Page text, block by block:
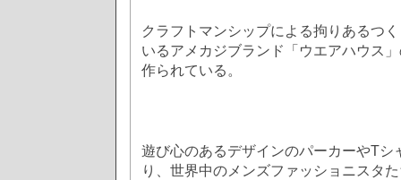
クラフトマンシップによる拘りあるつ
いるアメカジブランド「ウエアハウス
作られている。
遊び心のあるデザインのパーカーやTシ
り、世界中のメンズファッショニスタ